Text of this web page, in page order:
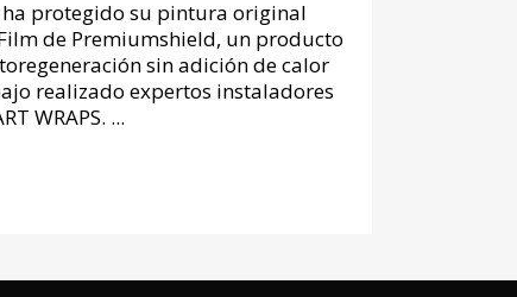
protegido su pintura original
de Premiumshield, un producto
sin adición de calor
realizado expertos instaladores
WRAPS. ...